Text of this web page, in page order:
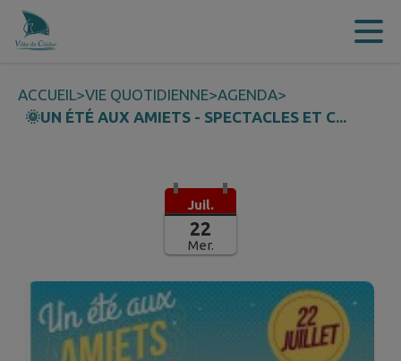
Contenu
ACCUEIL>VIE QUOTIDIENNE>AGENDA>
🌞UN ÉTÉ AUX AMIETS - SPECTACLES ET C...
Juil.
22
Mer.